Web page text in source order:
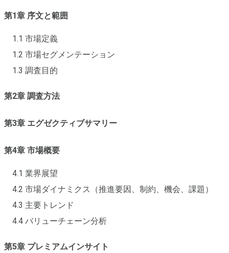
第1章 序文と範囲
1.1 市場定義
1.2 市場セグメンテーション
1.3 調査目的
第2章 調査方法
第3章 エグゼクティブサマリー
第4章 市場概要
4.1 業界展望
4.2 市場ダイナミクス（推進要因、制約、機会、課題）
4.3 主要トレンド
4.4 バリューチェーン分析
第5章 プレミアムインサイト